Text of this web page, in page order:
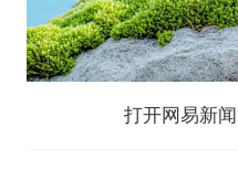
打开网易新